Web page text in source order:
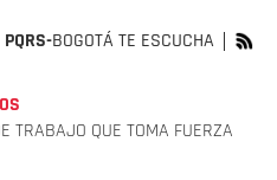
PQRS-BOGOTÁ TE ESCUCHA
TRABAJO QUE TOMA FUERZA